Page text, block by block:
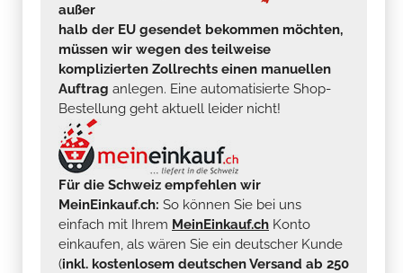
außer
halb der EU gesendet bekommen möchten,
müssen wir wegen des teilweise
komplizierten Zollrechts einen manuellen
Auftrag anlegen. Eine automatisierte Shop-
Bestellung geht aktuell leider nicht!
Für die Schweiz empfehlen wir
MeinEinkauf.ch: So können Sie bei uns
einfach mit Ihrem MeinEinkauf.ch Konto
einkaufen, als wären Sie ein deutscher Kunde
(inkl. kostenlosem deutschen Versand ab 250